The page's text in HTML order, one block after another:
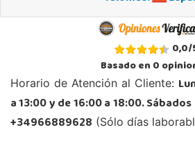
Juguetilandia Ciudad
Ciudad Real
Parque Comercial Puerta del Ave local 5 (Avenida de la
13005, Ciudad Real
926 230 093
Localizar Tienda
0,0/
Basado en0
Horario de Atención al Cliente:
a 13:00 y de 16:00 a 18:00.
+34966889628 (Sólo días